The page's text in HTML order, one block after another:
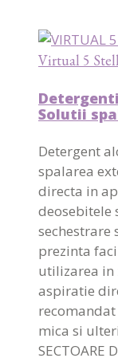
Virtual 5
Detergenti
Solutii
Detergent
spalarea
directa in
deosebitele
sechestrare
prezinta
utilizarea in
aspiratie
mica si
SECTOARE